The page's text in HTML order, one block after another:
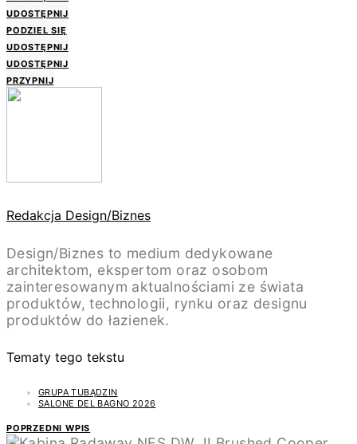
UDOSTĘPNIJ
PODZIEL SIĘ
UDOSTĘPNIJ
UDOSTĘPNIJ
PRZYPNIJ
Redakcja Design/Biznes
Design/Biznes to medium dedykowane
architektom, ekspertom oraz osobom
zainteresowanym aktualnościami ze świata
produktów, technologii, rynku oraz designu
produktów do łazienek.
Tematy tego tekstu
GRUPA TUBĄDZIN
SALONE DEL BAGNO 2026
POPRZEDNI WPIS